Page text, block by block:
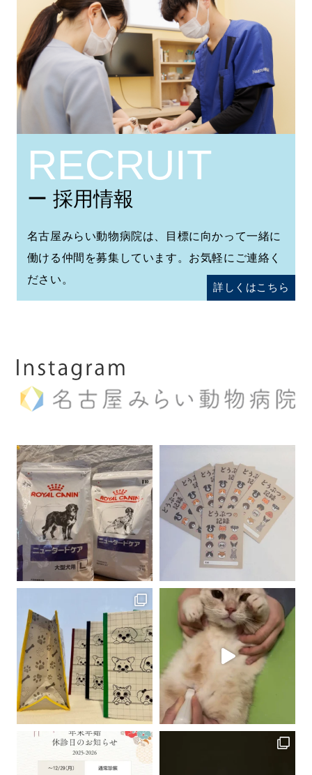
RECRUIT
ー 採用情報
名古屋みらい動物病院は、目標に向かって一緒に
働ける仲間を募集しています。お気軽にご連絡く
ださい。
詳しくはこちら